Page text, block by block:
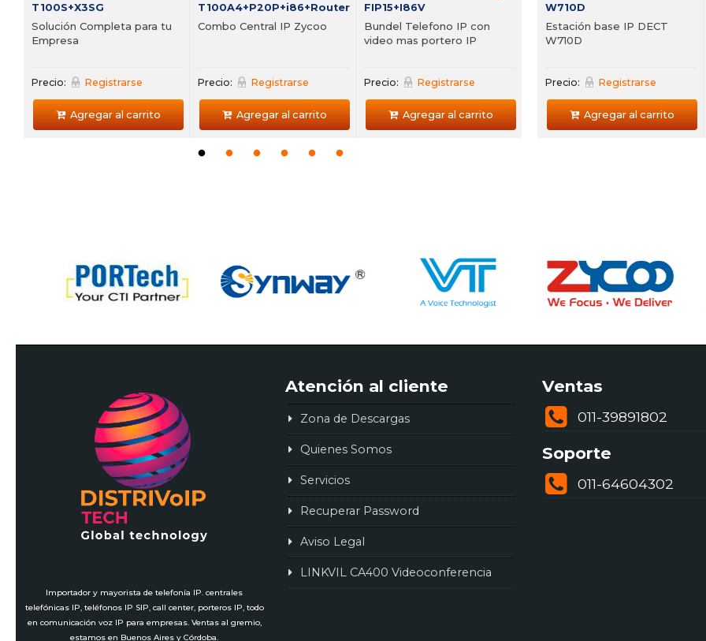
T100S+X3SG
Solución Completa para tu
Empresa
Precio: Registrarse
Agregar al carrito
T100A4+P20P+i86+Router
Combo Central IP Zycoo
Precio: Registrarse
Agregar al carrito
FIP15+I86V
Bundel Telefono IP con
video mas portero IP
Precio: Registrarse
Agregar al carrito
W710D
Estación base IP DECT
W710D
Precio: Registrarse
Agregar al carrito
Importador y mayorista de telefonía IP. centrales
telefónicas IP, teléfonos IP SIP, call center, porteros IP, todo
en comunicación voz IP para empresas. Ventas al gremio,
estamos en Buenos Aires y Córdoba.
Atención al cliente
Zona de Descargas
Quienes Somos
Servicios
Recuperar Password
Aviso Legal
LINKVIL CA400 Videoconferencia
Ventas
011-39891802
Soporte
011-64604302